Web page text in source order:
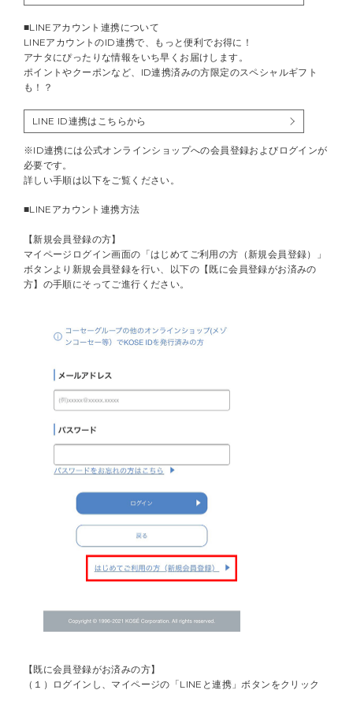
■LINEアカウント連携について
LINEアカウントのID連携で、もっと便利でお得に！
アナタにぴったりな情報をいち早くお届けします。
ポイントやクーポンなど、ID連携済みの方限定のスペシャルギフト
も！？
LINE ID連携はこちらから
※ID連携には公式オンラインショップへの会員登録およびログインが
必要です。
詳しい手順は以下をご覧ください。
■LINEアカウント連携方法
【新規会員登録の方】
マイページログイン画面の「はじめてご利用の方（新規会員登録）」
ボタンより新規会員登録を行い、以下の【既に会員登録がお済みの
方】の手順にそってご進行ください。
【既に会員登録がお済みの方】
（１）ログインし、マイページの「LINEと連携」ボタンをクリック